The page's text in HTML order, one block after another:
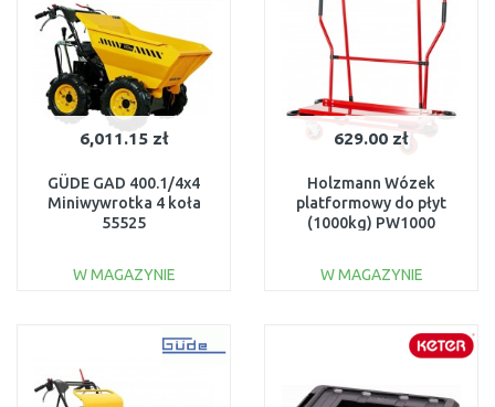
6,011.15 zł
GÜDE GAD 400.1/4x4
Miniwywrotka 4 koła
55525
W MAGAZYNIE
Do porównania
629.00 zł
Holzmann Wózek
platformowy do płyt
(1000kg) PW1000
W MAGAZYNIE
Do porównania